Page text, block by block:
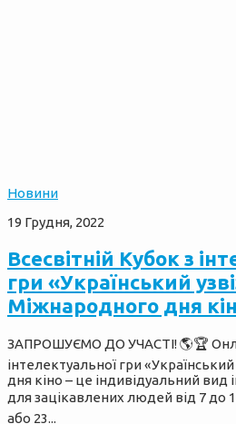
Новини
19 Грудня, 2022
Всесвітній Кубок з
гри «Український
Міжнародного дня
ЗАПРОШУЄМО ДО УЧАСТІ! 🌎🏆
інтелектуальної гри
дня кіно – це індивідуальний вид
для зацікавлених людей від 7 до
або 23...